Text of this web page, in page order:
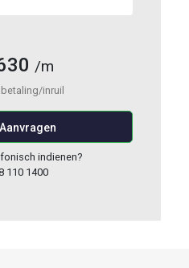
/m
inruil
2. Aanvragen
indienen?
110 1400